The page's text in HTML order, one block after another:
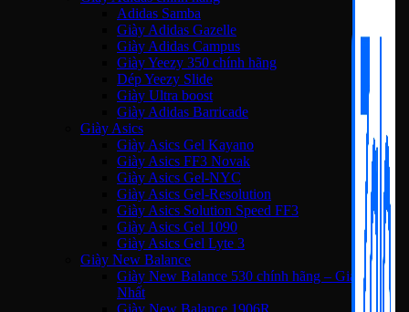
Adidas Samba
Giày Adidas Gazelle
Giày Adidas Campus
Giày Yeezy 350 chính hãng
Dép Yeezy Slide
Giày Ultra boost
Giày Adidas Barricade
Giày Asics
Giày Asics Gel Kayano
Giày Asics FF3 Novak
Giày Asics Gel-NYC
Giày Asics Gel-Resolution
Giày Asics Solution Speed FF3
Giày Asics Gel 1090
Giày Asics Gel Lyte 3
Giày New Balance
Giày New Balance 530 chính hãng – Giá Tốt
Nhất